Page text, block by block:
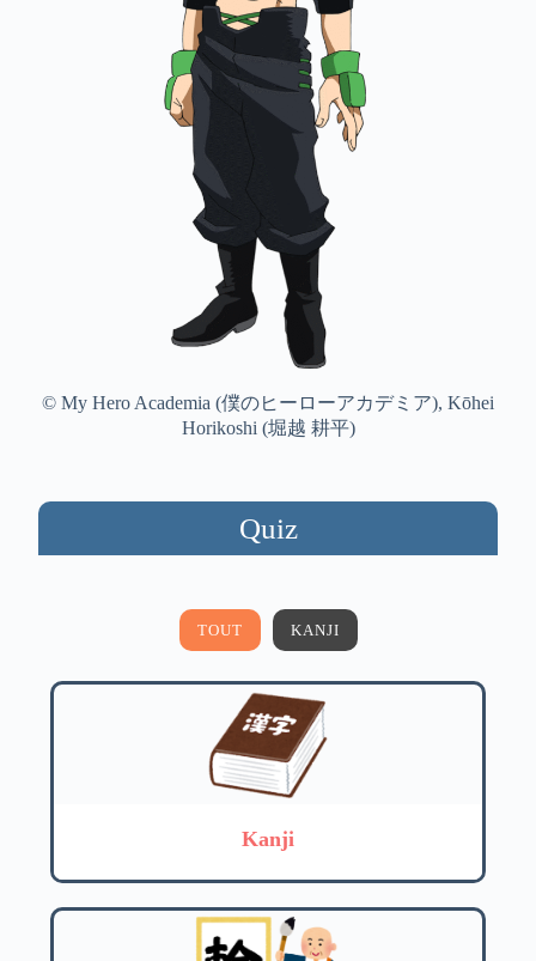
© My Hero Academia (僕のヒーローアカデミア), Kōhei
Horikoshi (堀越 耕平)
Quiz
TOUT KANJI
Kanji